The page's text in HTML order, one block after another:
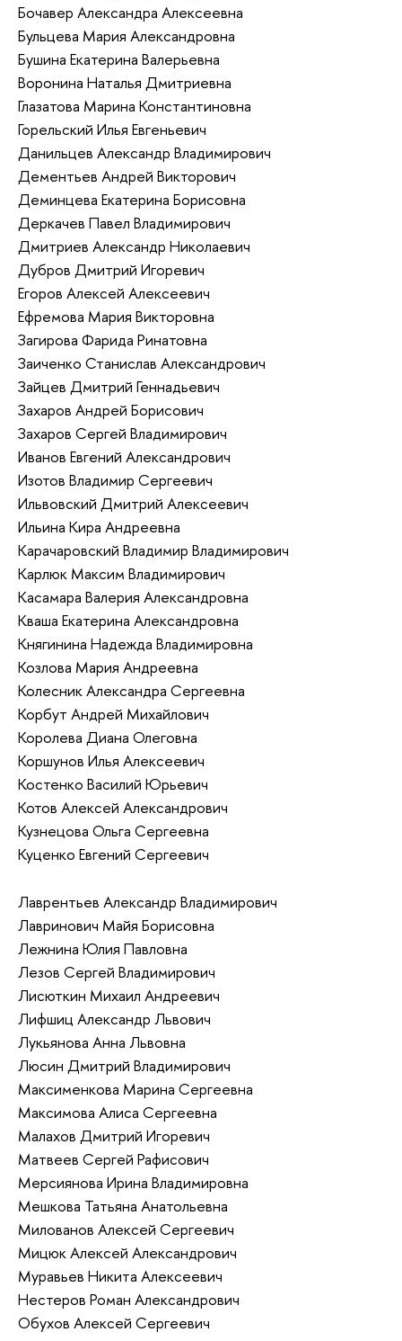
Бочавер Александра Алексеевна
Бульцева Мария Александровна
Бушина Екатерина Валерьевна
Воронина Наталья Дмитриевна
Глазатова Марина Константиновна
Горельский Илья Евгеньевич
Данильцев Александр Владимирович
Дементьев Андрей Викторович
Деминцева Екатерина Борисовна
Деркачев Павел Владимирович
Дмитриев Александр Николаевич
Дубров Дмитрий Игоревич
Егоров Алексей Алексеевич
Ефремова Мария Викторовна
Загирова Фарида Ринатовна
Заиченко Станислав Александрович
Зайцев Дмитрий Геннадьевич
Захаров Андрей Борисович
Захаров Сергей Владимирович
Иванов Евгений Александрович
Изотов Владимир Сергеевич
Ильвовский Дмитрий Алексеевич
Ильина Кира Андреевна
Карачаровский Владимир Владимирович
Карлюк Максим Владимирович
Касамара Валерия Александровна
Кваша Екатерина Александровна
Княгинина Надежда Владимировна
Козлова Мария Андреевна
Колесник Александра Сергеевна
Корбут Андрей Михайлович
Королева Диана Олеговна
Коршунов Илья Алексеевич
Костенко Василий Юрьевич
Котов Алексей Александрович
Кузнецова Ольга Сергеевна
Куценко Евгений Сергеевич
Лаврентьев Александр Владимирович
Лавринович Майя Борисовна
Лежнина Юлия Павловна
Лезов Сергей Владимирович
Лисюткин Михаил Андреевич
Лифшиц Александр Львович
Лукьянова Анна Львовна
Люсин Дмитрий Владимирович
Максименкова Марина Сергеевна
Максимова Алиса Сергеевна
Малахов Дмитрий Игоревич
Матвеев Сергей Рафисович
Мерсиянова Ирина Владимировна
Мешкова Татьяна Анатольевна
Милованов Алексей Сергеевич
Мицюк Алексей Александрович
Муравьев Никита Алексеевич
Нестеров Роман Александрович
Обухов Алексей Сергеевич